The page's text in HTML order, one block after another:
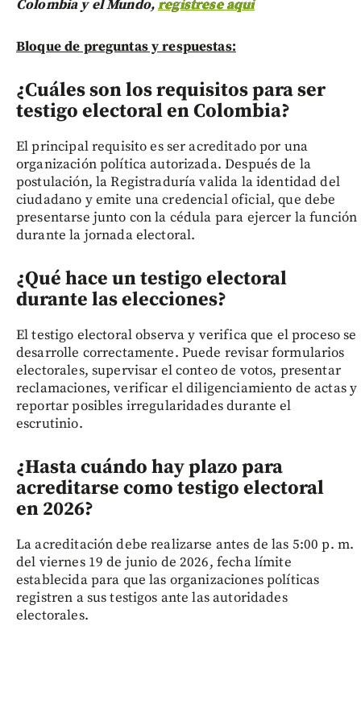
Colombia y el Mundo,regístrese aquí
Bloque de preguntas y respuestas:
¿Cuáles son los requisitos para ser
testigo electoral en Colombia?
El principal requisito es ser acreditado por una
organización política autorizada. Después de la
postulación, la Registraduría valida la identidad del
ciudadano y emite una credencial oficial, que debe
presentarse junto con la cédula para ejercer la función
durante la jornada electoral.
¿Qué hace un testigo electoral
durante las elecciones?
El testigo electoral observa y verifica que el proceso se
desarrolle correctamente. Puede revisar formularios
electorales, supervisar el conteo de votos, presentar
reclamaciones, verificar el diligenciamiento de actas y
reportar posibles irregularidades durante el
escrutinio.
¿Hasta cuándo hay plazo para
acreditarse como testigo electoral
en 2026?
La acreditación debe realizarse antes de las 5:00 p. m.
del viernes 19 de junio de 2026, fecha límite
establecida para que las organizaciones políticas
registren a sus testigos ante las autoridades
electorales.